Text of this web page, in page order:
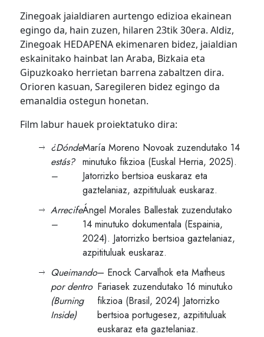
Zinegoak jaialdiaren aurtengo edizioa ekainean
egingo da, hain zuzen, hilaren 23tik 30era. Aldiz,
Zinegoak HEDAPENA ekimenaren bidez, jaialdian
eskainitako hainbat lan Araba, Bizkaia eta
Gipuzkoako herrietan barrena zabaltzen dira.
Orioren kasuan, Saregileren bidez egingo da
emanaldia ostegun honetan.
Film labur hauek proiektatuko dira:
¿Dónde
estás?
–
María Moreno Novoak zuzendutako 14
minutuko fikzioa (Euskal Herria, 2025).
Jatorrizko bertsioa euskaraz eta
gaztelaniaz, azpitituluak euskaraz.
Arrecife
–
Ángel Morales Ballestak zuzendutako
14 minutuko dokumentala (Espainia,
2024). Jatorrizko bertsioa gaztelaniaz,
azpitituluak euskaraz.
Queimando
por dentro
(Burning
Inside)
– Enock Carvalhok eta Matheus
Fariasek zuzendutako 16 minutuko
fikzioa (Brasil, 2024) Jatorrizko
bertsioa portugesez, azpitituluak
euskaraz eta gaztelaniaz.